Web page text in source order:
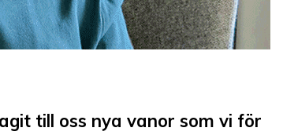
till oss nya vanor som vi för